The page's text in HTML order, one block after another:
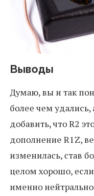
Выводы
Думаю, вы и так
более чем удались,
добавить, что R2
дополнение R1Z,
изменилась, став
целом хорошо,
именно